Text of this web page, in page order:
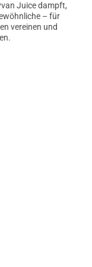
Juice dampft,
– für
vereinen und